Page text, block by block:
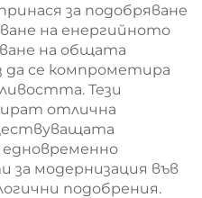
за подобряване
на енергийното
на общата
да се компрометира
Тези
отлична
за модернизация във
подобрения.